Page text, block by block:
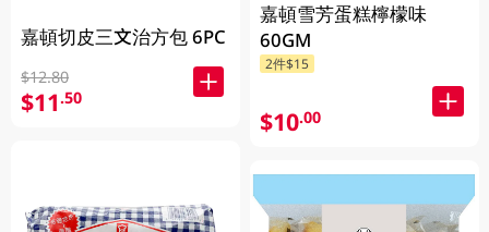
嘉頓切皮三文治方包 6PC
$12.80
$11.50
嘉頓雪芳蛋糕檸檬味
60GM
2件$15
$10.00